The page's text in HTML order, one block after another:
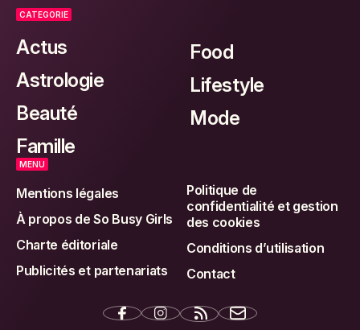
CATEGORIE
Actus
Astrologie
Beauté
Famille
Food
Lifestyle
Mode
MENU
Mentions légales
À propos de So Busy Girls
Charte éditoriale
Publicités et partenariats
Politique de
confidentialité et gestion
des cookies
Conditions d’utilisation
Contact